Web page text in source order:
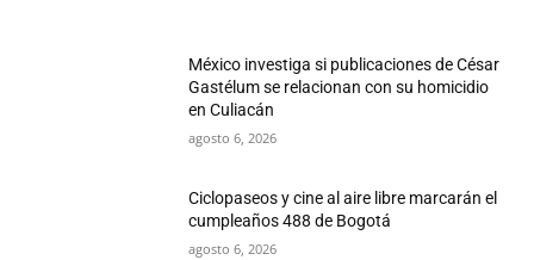
México investiga si publicaciones de César
Gastélum se relacionan con su homicidio
en Culiacán
agosto 6, 2026
Ciclopaseos y cine al aire libre marcarán el
cumpleaños 488 de Bogotá
agosto 6, 2026